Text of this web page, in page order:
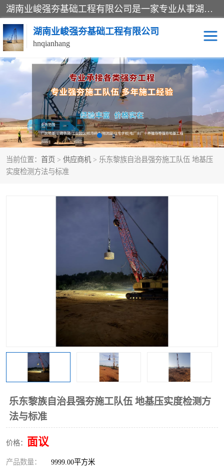
湖南业峻强夯基础工程有限公司是一家专业从事湖南强夯基础工程、强夯机租赁，地基处理的施工单位。业务覆盖：湖南、广东，江西等地。可承接1000KN.m-25000KN.m强夯（置换）工程。公司创始人是国内较早期从事强夯施工的建设者，经过多年的一步一个脚印的发展，在行业内具有较高的度和良好的口碑。
湖南业峻强夯基础工程有限公司
hnqianhang
当前位置： 首页 > 供应商机 > 乐东黎族自治县强夯施工队伍 地基压
实度检测方法与标准
乐东黎族自治县强夯施工队伍 地基压实度检测方
法与标准
价格： 面议
产品数量： 9999.00平方米
强夯施工案例 强夯机租赁
强夯施工工程 强夯施工队伍
强夯队伍